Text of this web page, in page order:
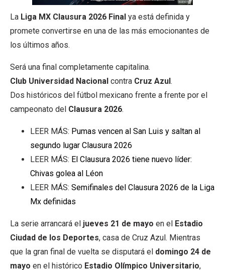
La Liga MX Clausura 2026 Final ya está definida y
promete convertirse en una de las más emocionantes de
los últimos años.
Será una final completamente capitalina.
Club Universidad Nacional contra Cruz Azul.
Dos históricos del fútbol mexicano frente a frente por el
campeonato del Clausura 2026.
LEER MÁS: Pumas vencen al San Luis y saltan al
segundo lugar Clausura 2026
LEER MÁS: El Clausura 2026 tiene nuevo líder:
Chivas golea al Léon
LEER MÁS: Semifinales del Clausura 2026 de la Liga
Mx definidas
La serie arrancará el jueves 21 de mayo en el Estadio
Ciudad de los Deportes, casa de Cruz Azul. Mientras
que la gran final de vuelta se disputará el domingo 24 de
mayo en el histórico Estadio Olímpico Universitario,